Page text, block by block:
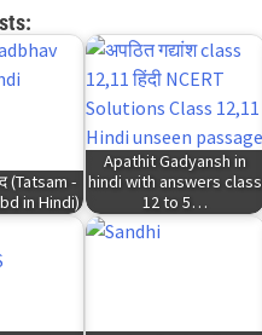
(Tatsam -
in Hindi)
Apathit Gadyansh in
hindi with answers class
12 to 5…